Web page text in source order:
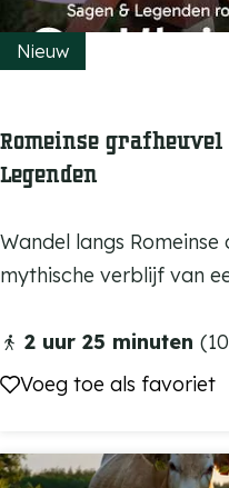
p
e
e
r
e
l
n
-
e
u
e
l
Romeinse
Legenden
R
o
e
i
e
Nieuw
Wandel langs
mythische verblijf van
2 uur 25 minuten
Voeg toe als favoriet
Voeg toe als favoriet